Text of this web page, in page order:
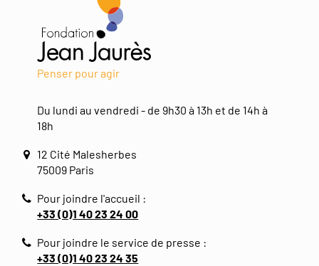
Penser pour agir
Du lundi au vendredi - de 9h30 à 13h et de 14h à
18h
12 Cité Malesherbes
75009 Paris
Pour joindre l'accueil :
+33 (0)1 40 23 24 00
Pour joindre le service de presse :
+33 (0)1 40 23 24 35